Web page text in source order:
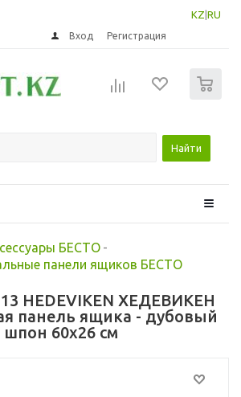
KZ RU
Вход Регистрация
Найти
БЕСТО -
панели ящиков БЕСТО
HEDEVIKEN ХЕДЕВИКЕН
панель ящика - дубовый
шпон 60x26 см